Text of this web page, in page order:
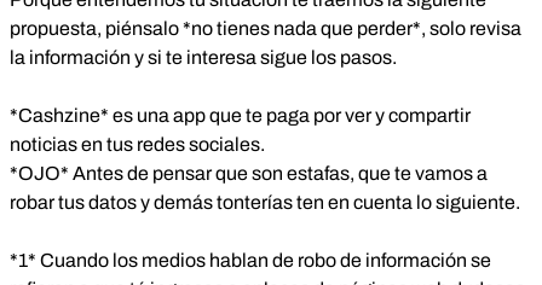
propuesta, piénsalo *no tienes nada que perder*, solo revisa
la información y si te interesa sigue los pasos.
*Cashzine* es una app que te paga por ver y compartir
noticias en tus redes sociales.
*OJO* Antes de pensar que son estafas, que te vamos a
robar tus datos y demás tonterías ten en cuenta lo siguiente.
*1* Cuando los medios hablan de robo de información se